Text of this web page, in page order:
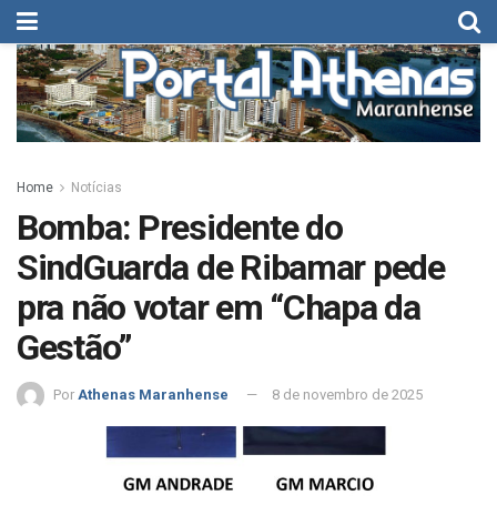
Home Notícias
Bomba: Presidente do
SindGuarda de Ribamar pede
pra não votar em “Chapa da
Gestão”
Por Athenas Maranhense 8 de novembro de 2025